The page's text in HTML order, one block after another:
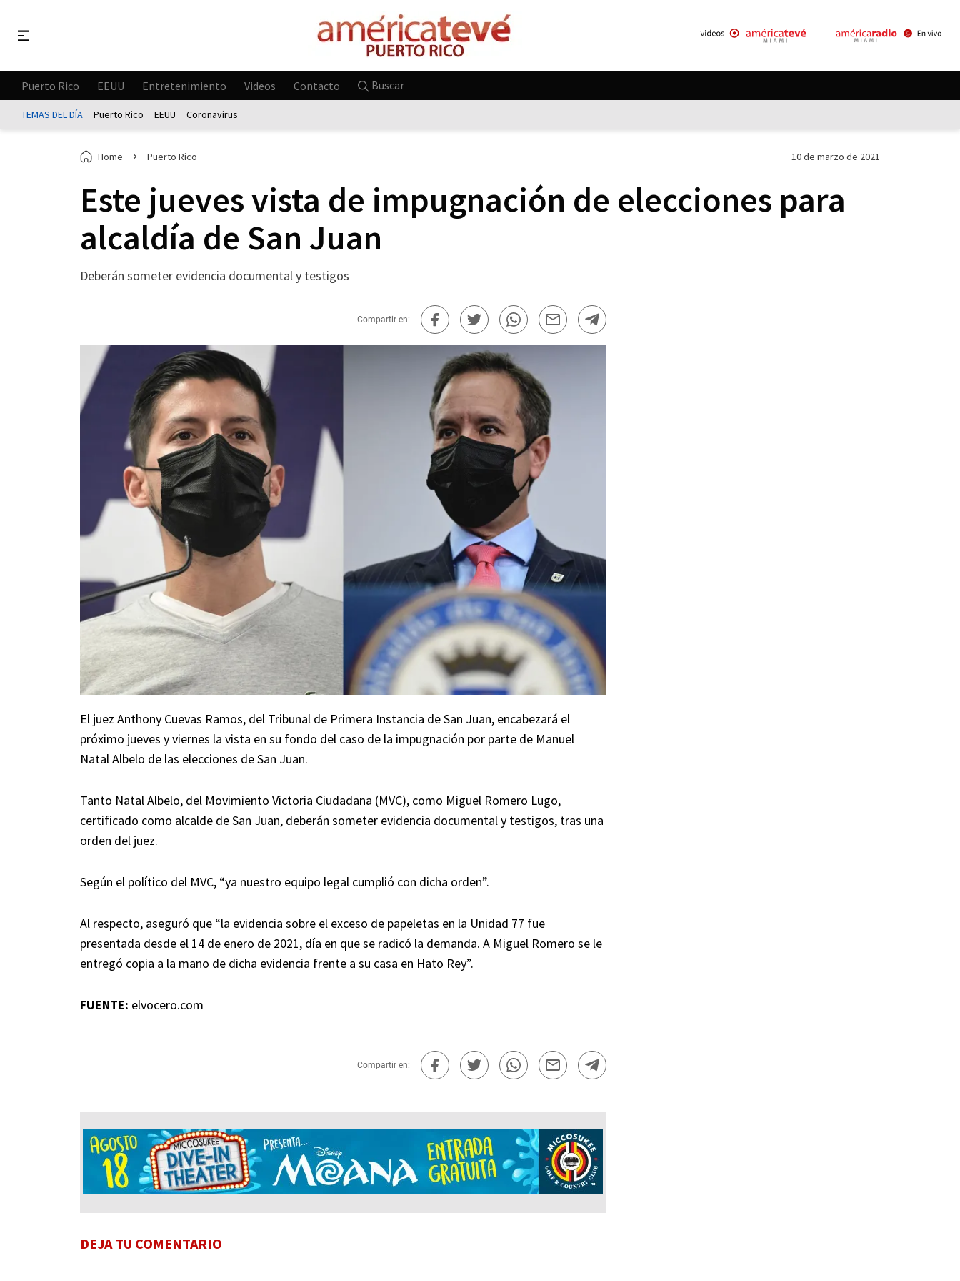
Puerto Rico EEUU Entretenimiento Videos Contacto Buscar
TEMAS DEL DÍA Puerto Rico EEUU Coronavirus
Home Puerto Rico 10 de marzo de 2021
Este jueves vista de impugnación de elecciones para
alcaldía de San Juan
Deberán someter evidencia documental y testigos
Compartir en:
El juez Anthony Cuevas Ramos, del Tribunal de Primera Instancia de San Juan, encabezará el
próximo jueves y viernes la vista en su fondo del caso de la impugnación por parte de Manuel
Natal Albelo de las elecciones de San Juan.
Tanto Natal Albelo, del Movimiento Victoria Ciudadana (MVC), como Miguel Romero Lugo,
certificado como alcalde de San Juan, deberán someter evidencia documental y testigos, tras una
orden del juez.
Según el político del MVC, “ya nuestro equipo legal cumplió con dicha orden”.
Al respecto, aseguró que “la evidencia sobre el exceso de papeletas en la Unidad 77 fue
presentada desde el 14 de enero de 2021, día en que se radicó la demanda. A Miguel Romero se le
entregó copia a la mano de dicha evidencia frente a su casa en Hato Rey”.
FUENTE: elvocero.com
Compartir en:
DEJA TU COMENTARIO